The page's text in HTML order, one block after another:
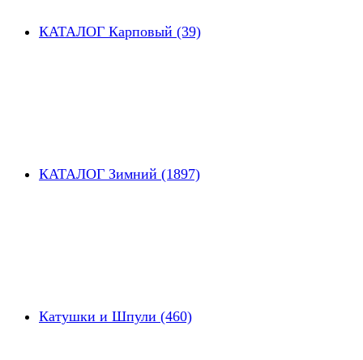
КАТАЛОГ Карповый (39)
КАТАЛОГ Зимний (1897)
Катушки и Шпули (460)